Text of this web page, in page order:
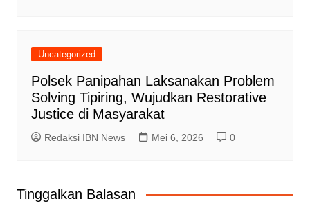
Uncategorized
Polsek Panipahan Laksanakan Problem
Solving Tipiring, Wujudkan Restorative
Justice di Masyarakat
Redaksi IBN News Mei 6, 2026 0
Tinggalkan Balasan